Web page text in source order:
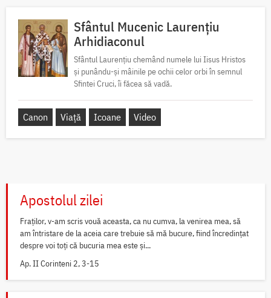
Sfântul Mucenic Laurențiu
Arhidiaconul
Sfântul Laurențiu chemând numele lui Iisus Hristos
și punându-și mâinile pe ochii celor orbi în semnul
Sfintei Cruci, îi făcea să vadă.
Canon Viață Icoane Video
Apostolul zilei
Fraților, v-am scris vouă aceasta, ca nu cumva, la venirea mea, să
am întristare de la aceia care trebuie să mă bucure, fiind încredințat
despre voi toți că bucuria mea este și...
Ap. II Corinteni 2, 3-15